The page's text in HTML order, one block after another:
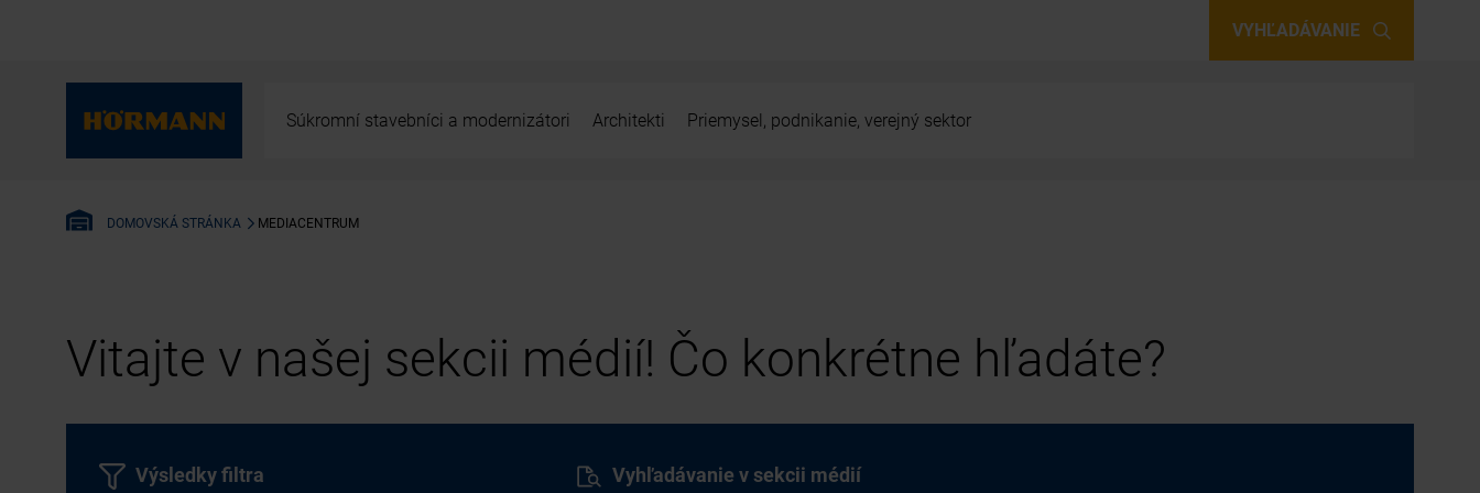
VYHĽADÁVANIE
Súkromní stavebníci a modernizátori Architekti Priemysel, podnikanie, verejný sektor
DOMOVSKÁ STRÁNKA MEDIACENTRUM
Vitajte v našej sekcii médií! Čo konkrétne hľadáte?
Vyhľadávanie v sekcii médií
Výsledky filtra